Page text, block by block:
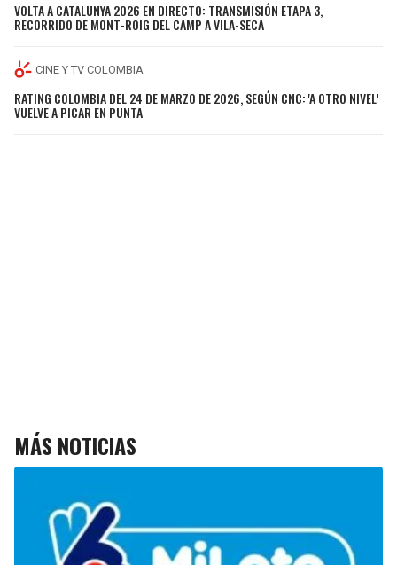
VOLTA A CATALUNYA 2026 EN DIRECTO: TRANSMISIÓN ETAPA 3,
RECORRIDO DE MONT-ROIG DEL CAMP A VILA-SECA
CINE Y TV COLOMBIA
RATING COLOMBIA DEL 24 DE MARZO DE 2026, SEGÚN CNC: 'A OTRO NIVEL'
VUELVE A PICAR EN PUNTA
MÁS NOTICIAS